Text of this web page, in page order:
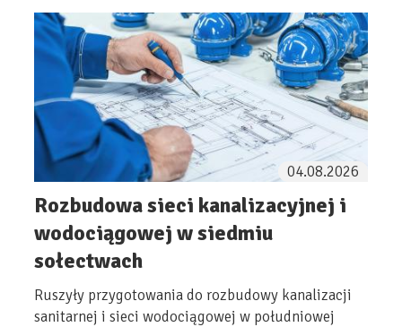
04.08.2026
Rozbudowa sieci kanalizacyjnej i
wodociągowej w siedmiu
sołectwach
Ruszyły przygotowania do rozbudowy kanalizacji
sanitarnej i sieci wodociągowej w południowej